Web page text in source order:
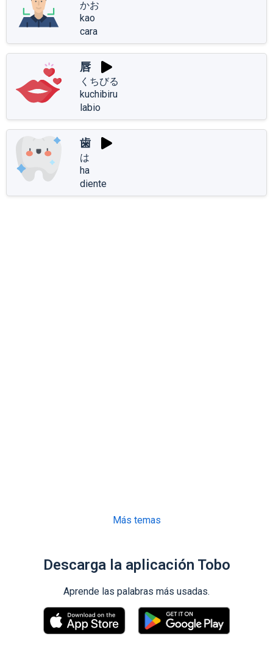
かお
kao
cara
唇
くちびる
kuchibiru
labio
歯
は
ha
diente
Más temas
Descarga la aplicación Tobo
Aprende las palabras más usadas.